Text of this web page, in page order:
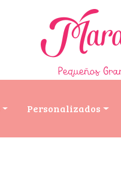
Personalizados